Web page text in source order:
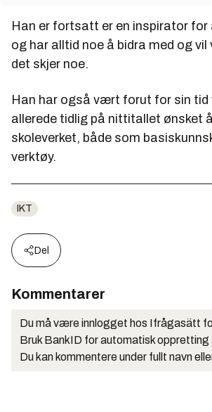
Han er fortsatt er en inspirator for
og har alltid noe å bidra med og
det skjer noe.
Han har også vært forut for sin tid
allerede tidlig på nittitallet ønsket
skoleverket, både som
verktøy.
IKT
Del
Kommentarer
Du må være innlogget hos Ifrågasätt
Bruk BankID for automatisk oppretting
Du kan kommentere under fullt navn